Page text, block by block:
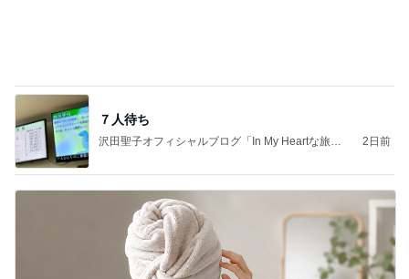
７人待ち
沢田聖子オフィシャルブログ「In My Heartな旅日
2日前